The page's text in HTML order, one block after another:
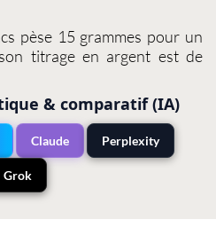
pèse 15 grammes pour un
titrage en argent est de
& comparatif (IA)
Claude Perplexity
Grok